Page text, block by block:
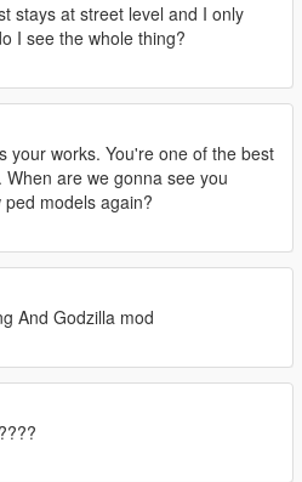
stays at street level and I only
I see the whole thing?
your works. You're one of the best
are we gonna see you
models again?
And Godzilla mod